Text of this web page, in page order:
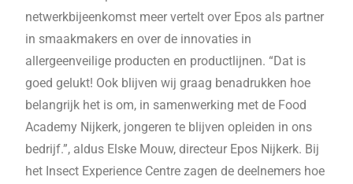
netwerkbijeenkomst meer vertelt over Epos als partner
in smaakmakers en over de innovaties in
allergeenveilige producten en productlijnen. “Dat is
goed gelukt! Ook blijven wij graag benadrukken hoe
belangrijk het is om, in samenwerking met de Food
Academy Nijkerk, jongeren te blijven opleiden in ons
bedrijf.”, aldus Elske Mouw, directeur Epos Nijkerk. Bij
het Insect Experience Centre zagen de deelnemers hoe